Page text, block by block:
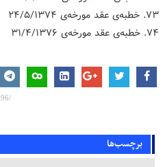
۷۳. خطبه‌ی عقد مورخه‌ی ۲۴/۵/۱۳۷۴
۷۴. خطبه‌ی عقد مورخه‌ی ۳۱/۴/۱۳۷۶
برچسب‌ها